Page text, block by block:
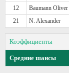
12
Baumann Oliver
21
N. Alexander
Коэффициенты
Средние шансы